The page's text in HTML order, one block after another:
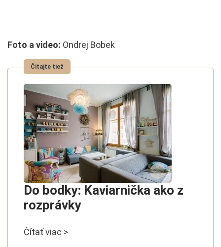
Foto a video: Ondrej Bobek
Do bodky: Kaviarnička ako z
rozprávky
Čítať viac >